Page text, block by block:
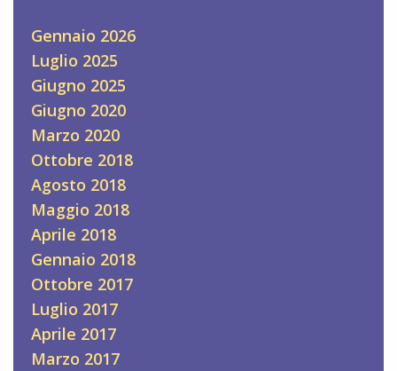
Gennaio 2026
Luglio 2025
Giugno 2025
Giugno 2020
Marzo 2020
Ottobre 2018
Agosto 2018
Maggio 2018
Aprile 2018
Gennaio 2018
Ottobre 2017
Luglio 2017
Aprile 2017
Marzo 2017